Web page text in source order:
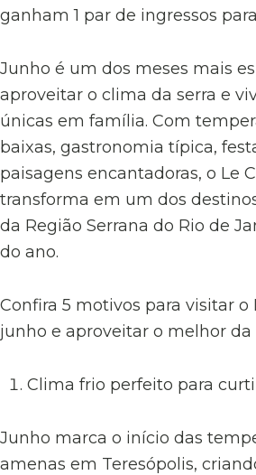
ganham 1 par de ingressos
Junho é um dos meses mais
aproveitar o clima da serra e
únicas em família. Com
baixas, gastronomia típica,
paisagens encantadoras, o Le
transforma em um dos
da Região Serrana do Rio de
do ano.
Confira 5 motivos para visitar o
junho e aproveitar o melhor da
Clima frio perfeito para
Junho marca o início das
amenas em Teresópolis,